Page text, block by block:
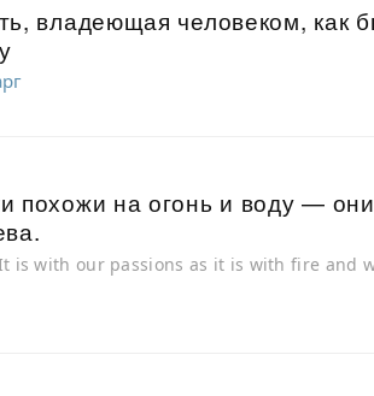
владеющая человеком, как
похожи на огонь и воду —
is with our passions as it is with fire and